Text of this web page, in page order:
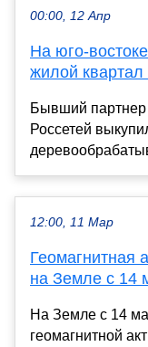
00:00, 12 Апр
На юго-
жилой
Бывший партнер
Россетей
12:00, 11 Мар
Геомагнитная
на Земле с 14
На Земле с 14
геомагнитной